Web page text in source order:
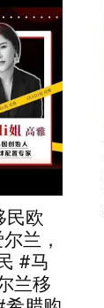
民欧
兰，
#马
兰移